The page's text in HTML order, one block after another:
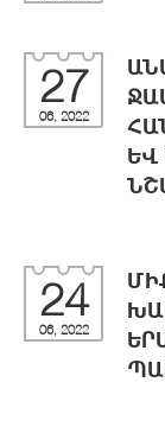
27
06, 2022
ԵՎ
24
06, 2022